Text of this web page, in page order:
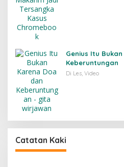
Genius Itu
Keberuntungan
Di Les, Video
Catatan Kaki